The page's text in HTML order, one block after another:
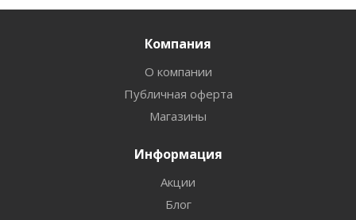
Компания
О компании
Публичная оферта
Магазины
Информация
Акции
Блог